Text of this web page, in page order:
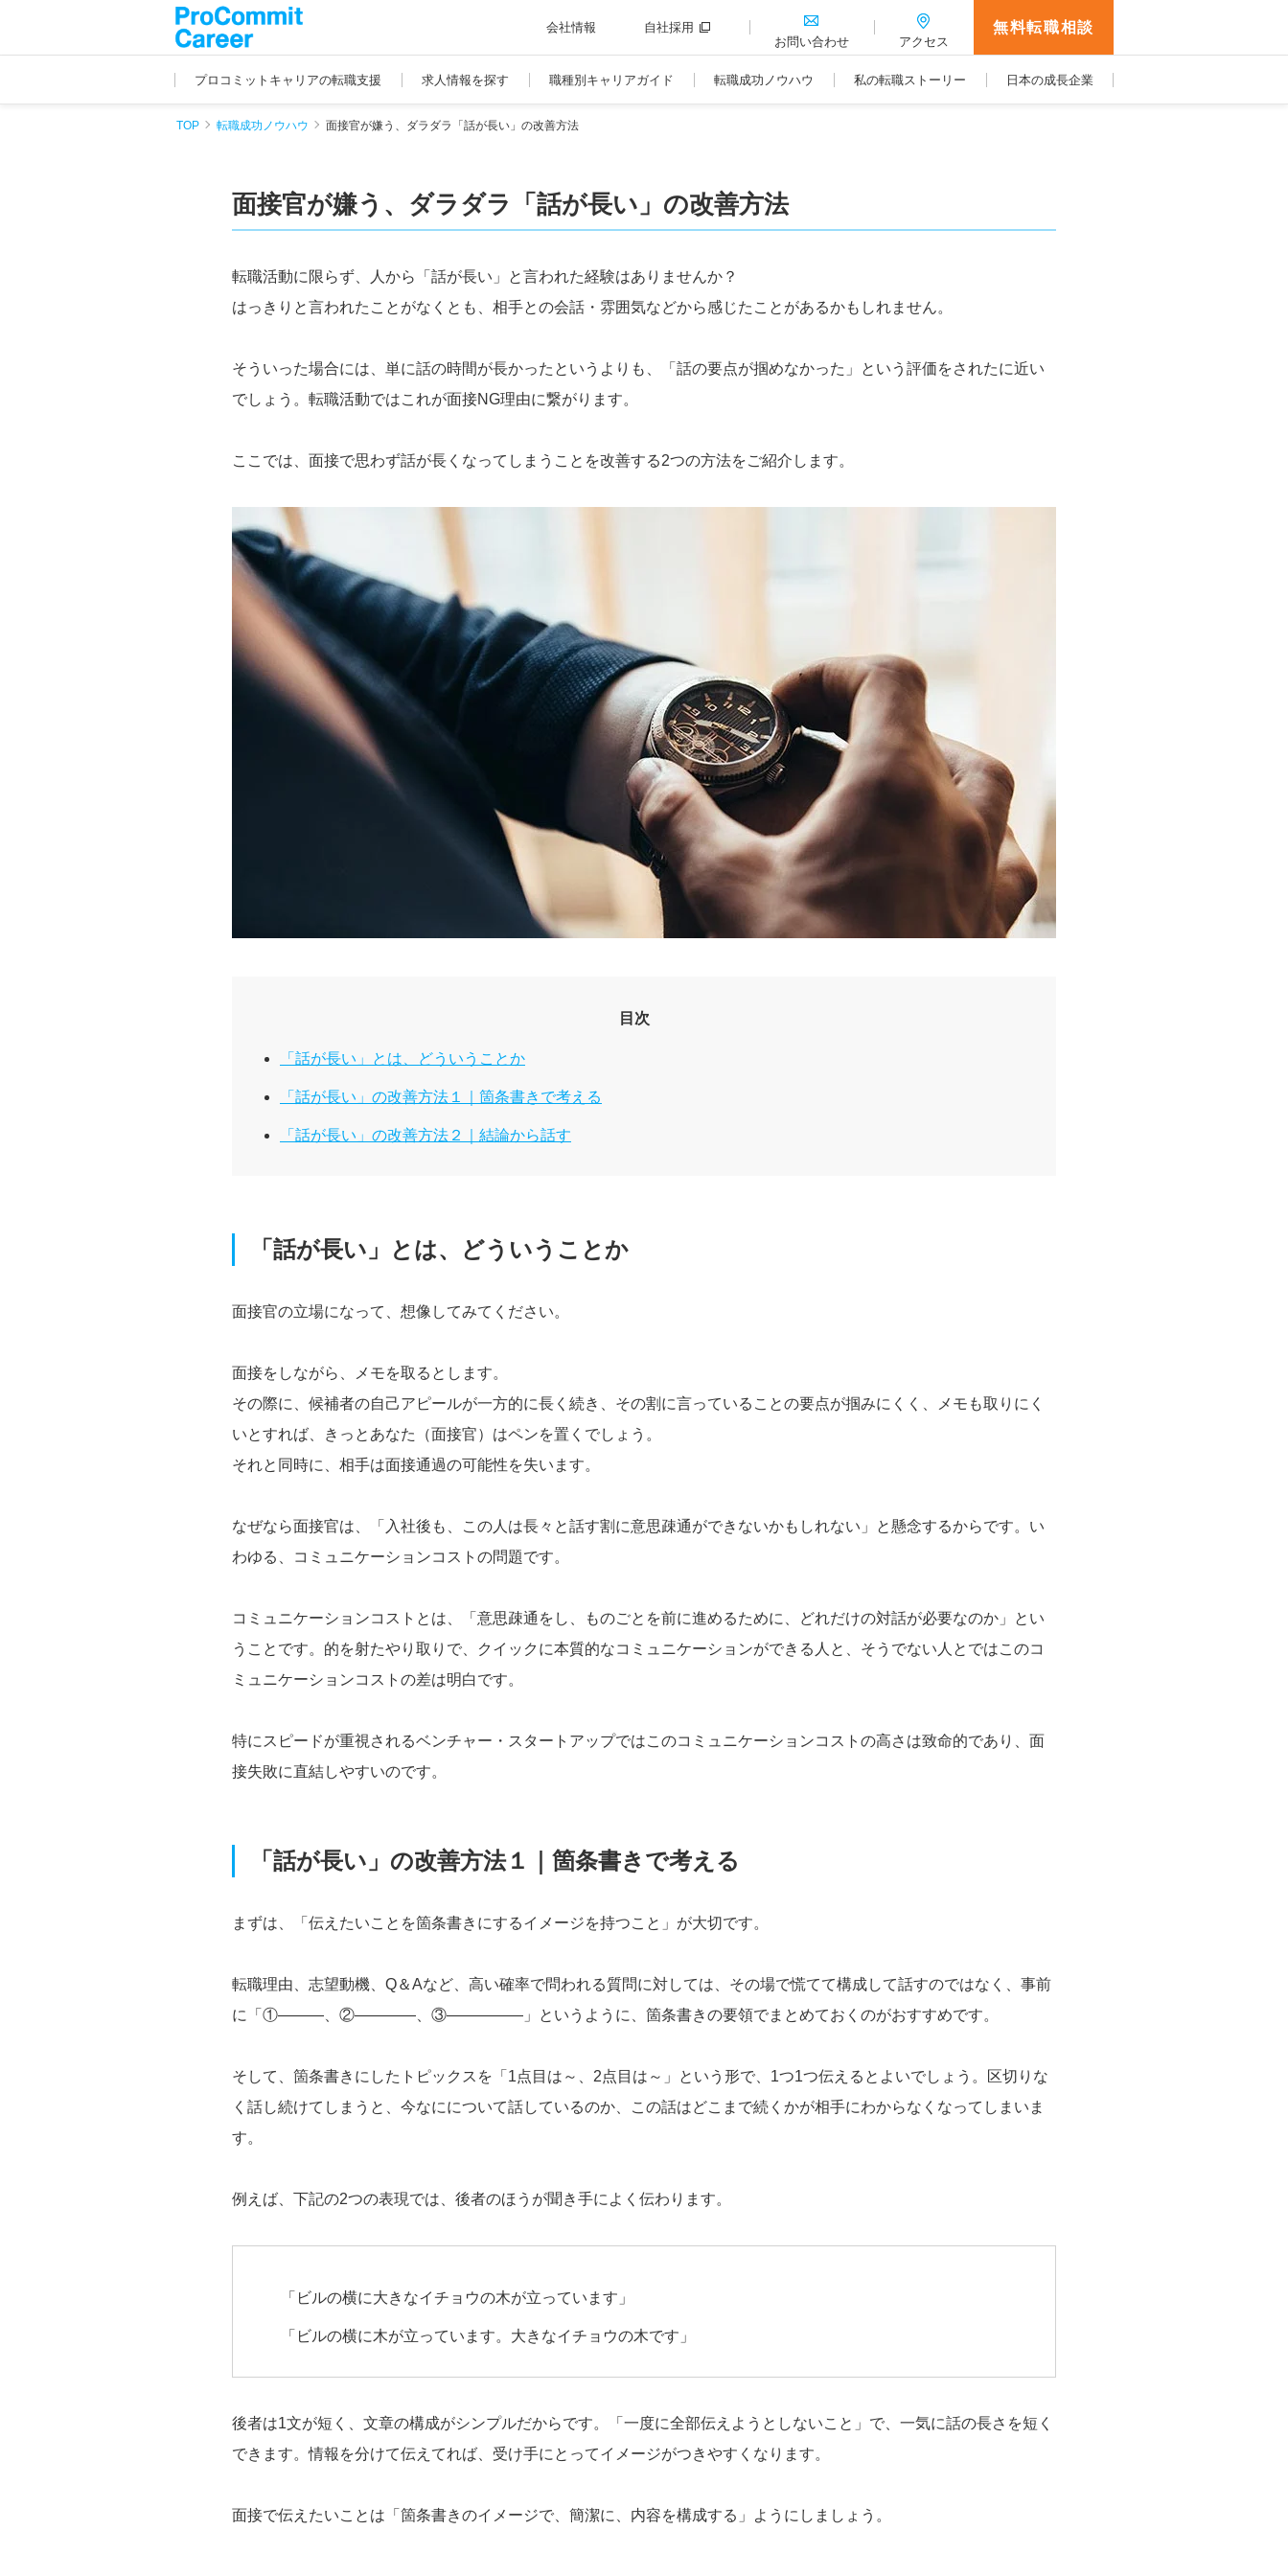
会社情報
自社採用
お問い合わせ
アクセス
無料転職相談
プロコミットキャリアの転職支援 求人情報を探す 職種別キャリアガイド 転職成功ノウハウ 私の転職ストーリー 日本の成長企業
TOP 転職成功ノウハウ 面接官が嫌う、ダラダラ「話が長い」の改善方法
面接官が嫌う、ダラダラ「話が長い」の改善方法
転職活動に限らず、人から「話が長い」と言われた経験はありませんか？
はっきりと言われたことがなくとも、相手との会話・雰囲気などから感じたことがあるかもしれません。
そういった場合には、単に話の時間が長かったというよりも、「話の要点が掴めなかった」という評価をされたに近い
でしょう。転職活動ではこれが面接NG理由に繋がります。
ここでは、面接で思わず話が長くなってしまうことを改善する2つの方法をご紹介します。
目次
「話が長い」とは、どういうことか
「話が長い」の改善方法１｜箇条書きで考える
「話が長い」の改善方法２｜結論から話す
「話が長い」とは、どういうことか
面接官の立場になって、想像してみてください。
面接をしながら、メモを取るとします。
その際に、候補者の自己アピールが一方的に長く続き、その割に言っていることの要点が掴みにくく、メモも取りにく
いとすれば、きっとあなた（面接官）はペンを置くでしょう。
それと同時に、相手は面接通過の可能性を失います。
なぜなら面接官は、「入社後も、この人は長々と話す割に意思疎通ができないかもしれない」と懸念するからです。い
わゆる、コミュニケーションコストの問題です。
コミュニケーションコストとは、「意思疎通をし、ものごとを前に進めるために、どれだけの対話が必要なのか」とい
うことです。的を射たやり取りで、クイックに本質的なコミュニケーションができる人と、そうでない人とではこのコ
ミュニケーションコストの差は明白です。
特にスピードが重視されるベンチャー・スタートアップではこのコミュニケーションコストの高さは致命的であり、面
接失敗に直結しやすいのです。
「話が長い」の改善方法１｜箇条書きで考える
まずは、「伝えたいことを箇条書きにするイメージを持つこと」が大切です。
転職理由、志望動機、Q＆Aなど、高い確率で問われる質問に対しては、その場で慌てて構成して話すのではなく、事前
に「①―――、②――――、③―――――」というように、箇条書きの要領でまとめておくのがおすすめです。
そして、箇条書きにしたトピックスを「1点目は～、2点目は～」という形で、1つ1つ伝えるとよいでしょう。区切りな
く話し続けてしまうと、今なにについて話しているのか、この話はどこまで続くかが相手にわからなくなってしまいま
す。
例えば、下記の2つの表現では、後者のほうが聞き手によく伝わります。
「ビルの横に大きなイチョウの木が立っています」
「ビルの横に木が立っています。大きなイチョウの木です」
後者は1文が短く、文章の構成がシンプルだからです。「一度に全部伝えようとしないこと」で、一気に話の長さを短く
できます。情報を分けて伝えてれば、受け手にとってイメージがつきやすくなります。
面接で伝えたいことは「箇条書きのイメージで、簡潔に、内容を構成する」ようにしましょう。